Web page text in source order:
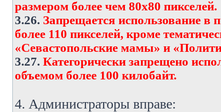
размером более чем 80х80 пикселей.
3.26. Запрещается использование в
более 110 пикселей, кроме
«Севастопольские мамы» и
3.27. Категорически запрещено
объемом более 100 килобайт.
4. Администраторы вправе: